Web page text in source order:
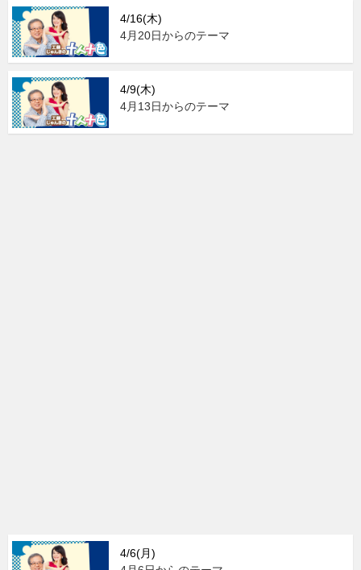
4/16(木)
4月20日からのテーマ
4/9(木)
4月13日からのテーマ
4/6(月)